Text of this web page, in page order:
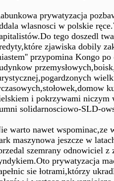
prywatyzacja
wlasnosci w polskie
tego doszedl
zjawiska dobily
przypomina Kongo
i pokrzywami niczym
solidarnosciowo-SLD-
warto nawet wspominac,ze
maszynowa jeszcze w
szemrany odnowiciel
prywatyzacja
sie łotrami,którzy